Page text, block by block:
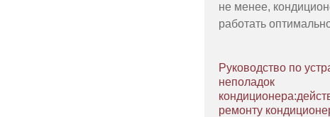
не менее,
работать
может привести к
инфекциям и
почему чистка и
Руководство по
неполадок
ремонту